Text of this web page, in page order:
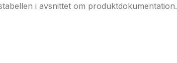
i avsnittet om produktdokumentation.